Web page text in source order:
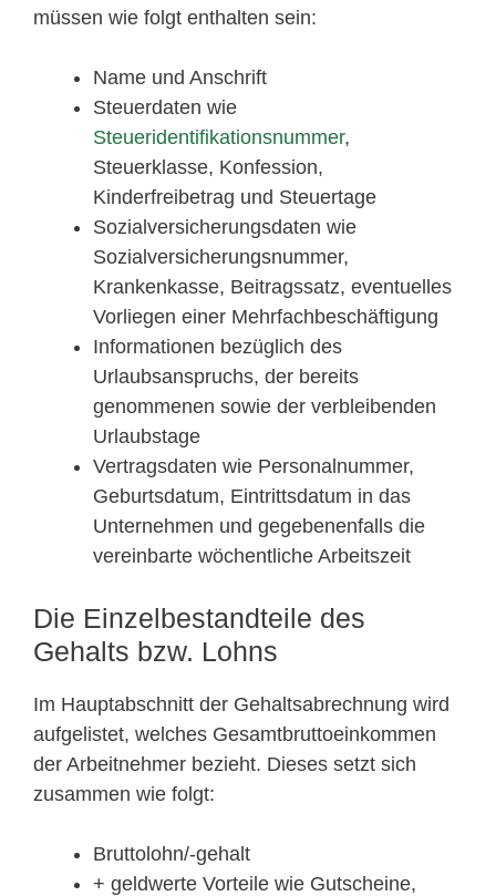
müssen wie folgt enthalten sein:
Name und Anschrift
Steuerdaten wie
Steueridentifikationsnummer,
Steuerklasse, Konfession,
Kinderfreibetrag und Steuertage
Sozialversicherungsdaten wie
Sozialversicherungsnummer,
Krankenkasse, Beitragssatz, eventuelles
Vorliegen einer Mehrfachbeschäftigung
Informationen bezüglich des
Urlaubsanspruchs, der bereits
genommenen sowie der verbleibenden
Urlaubstage
Vertragsdaten wie Personalnummer,
Geburtsdatum, Eintrittsdatum in das
Unternehmen und gegebenenfalls die
vereinbarte wöchentliche Arbeitszeit
Die Einzelbestandteile des
Gehalts bzw. Lohns
Im Hauptabschnitt der Gehaltsabrechnung wird
aufgelistet, welches Gesamtbruttoeinkommen
der Arbeitnehmer bezieht. Dieses setzt sich
zusammen wie folgt:
Bruttolohn/-gehalt
+ geldwerte Vorteile wie Gutscheine,